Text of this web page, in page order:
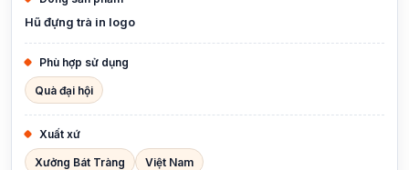
Hũ đựng trà in logo
Phù hợp sử dụng
Quà đại hội
Xuất xứ
Xưởng Bát Tràng Việt Nam